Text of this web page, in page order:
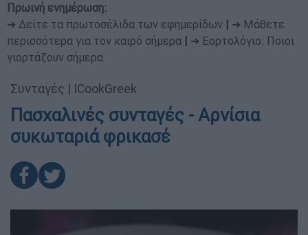
Πρωινή ενημέρωση:
➔ Δείτε τα πρωτοσέλιδα των εφημερίδων
➔ Μάθετε
περισσότερα για τον καιρό σήμερα
➔ Εορτολόγιο: Ποιοι
γιορτάζουν σήμερα
Συνταγές | ICookGreek
Πασχαλινές συνταγές - Αρνίσια
συκωταριά φρικασέ